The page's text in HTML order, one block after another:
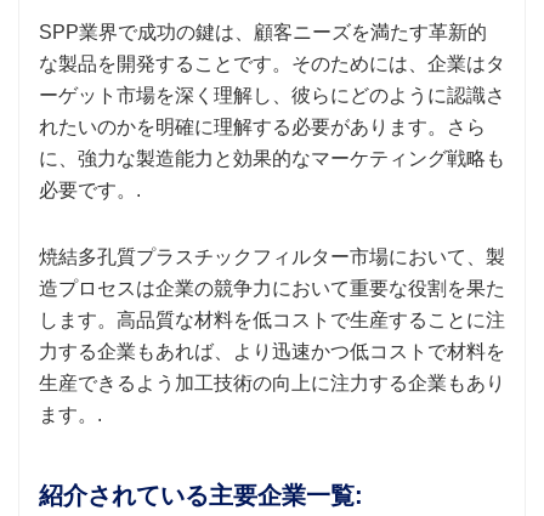
SPP業界で成功の鍵は、顧客ニーズを満たす革新的
な製品を開発することです。そのためには、企業はタ
ーゲット市場を深く理解し、彼らにどのように認識さ
れたいのかを明確に理解する必要があります。さら
に、強力な製造能力と効果的なマーケティング戦略も
必要です。.
焼結多孔質プラスチックフィルター市場において、製
造プロセスは企業の競争力において重要な役割を果た
します。高品質な材料を低コストで生産することに注
力する企業もあれば、より迅速かつ低コストで材料を
生産できるよう加工技術の向上に注力する企業もあり
ます。.
紹介されている主要企業一覧: